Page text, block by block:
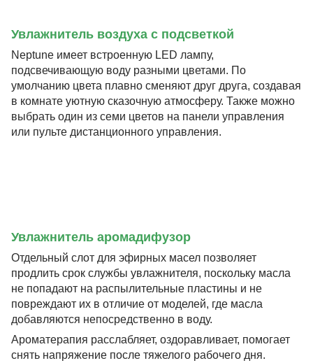
Увлажнитель воздуха с подсветкой
Neptune имеет встроенную LED лампу,
подсвечивающую воду разными цветами. По
умолчанию цвета плавно сменяют друг друга, создавая
в комнате уютную сказочную атмосферу. Также можно
выбрать один из семи цветов на панели управления
или пульте дистанционного управления.
Увлажнитель аромадифузор
Отдельный слот для эфирных масел позволяет
продлить срок службы увлажнителя, поскольку масла
не попадают на распылительные пластины и не
повреждают их в отличие от моделей, где масла
добавляются непосредственно в воду.
Ароматерапия расслабляет, оздоравливает, помогает
снять напряжение после тяжелого рабочего дня.